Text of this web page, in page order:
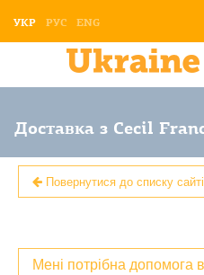
УКР РУС ENG
Доставка з Cecil
Повернутися до списку
Мені потрібна допомога в